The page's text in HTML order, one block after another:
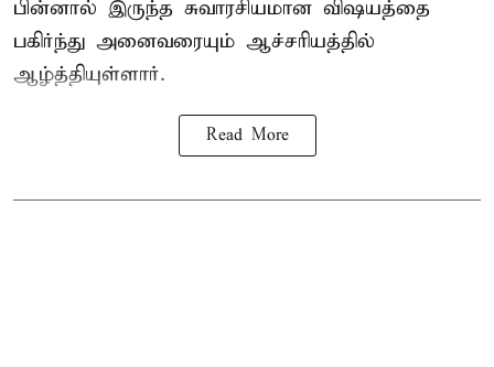
பின்னால் இருந்த சுவாரசியமான விஷயத்தை
பகிர்ந்து அனைவரையும் ஆச்சரியத்தில்
ஆழ்த்தியுள்ளார்.
Read More